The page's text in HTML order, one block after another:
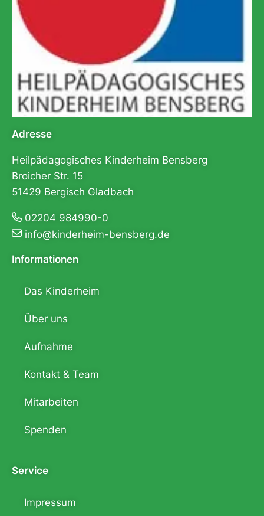
Adresse
Heilpädagogisches Kinderheim Bensberg
Broicher Str. 15
51429 Bergisch Gladbach
02204 984990-0
info@kinderheim-bensberg.de
Informationen
Das Kinderheim
Über uns
Aufnahme
Kontakt & Team
Mitarbeiten
Spenden
Service
Impressum